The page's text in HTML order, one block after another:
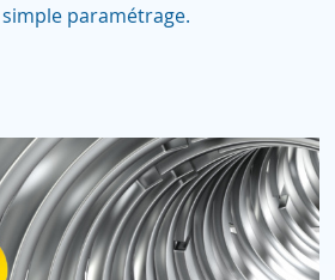
paramétrage.